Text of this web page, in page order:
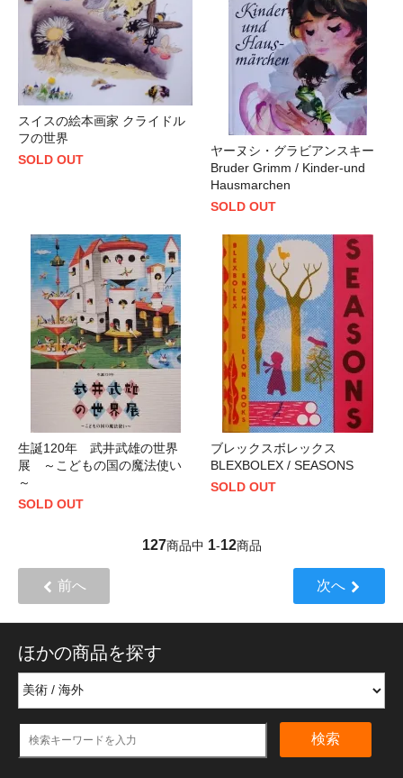
スイスの絵本画家 クライドル
フの世界
SOLD OUT
ヤーヌシ・グラビアンスキー
Bruder Grimm / Kinder-und
Hausmarchen
SOLD OUT
生誕120年 武井武雄の世界
展 ～こどもの国の魔法使い
～
SOLD OUT
ブレックスボレックス
BLEXBOLEX / SEASONS
SOLD OUT
127商品中 1-12商品
前へ 次へ
ほかの商品を探す
検索